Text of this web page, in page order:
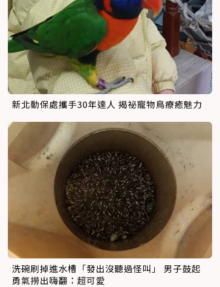
新北動保處攜手30年達人 揭祕寵物鳥療癒魅力
洗碗刷掉進水槽「發出沒聽過怪叫」 男子鼓起
勇氣撈出嗨翻：超可愛